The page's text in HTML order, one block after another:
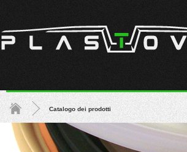
Catalogo dei prodotti